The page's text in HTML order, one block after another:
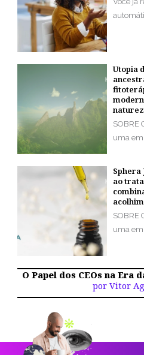
Utopia
SOBRE
uma
Sphera
ao
SOBRE
uma
O Papel dos CEOs na
por Vitor